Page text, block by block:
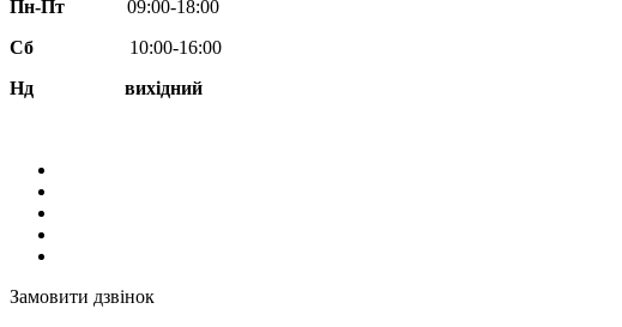
Пн-Пт
09:00-18:00
Сб
10:00-16:00
Нд вихідний
Замовити дзвінок